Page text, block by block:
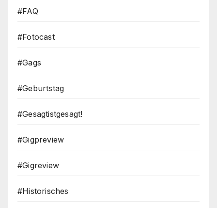
#FAQ
#Fotocast
#Gags
#Geburtstag
#Gesagtistgesagt!
#Gigpreview
#Gigreview
#Historisches